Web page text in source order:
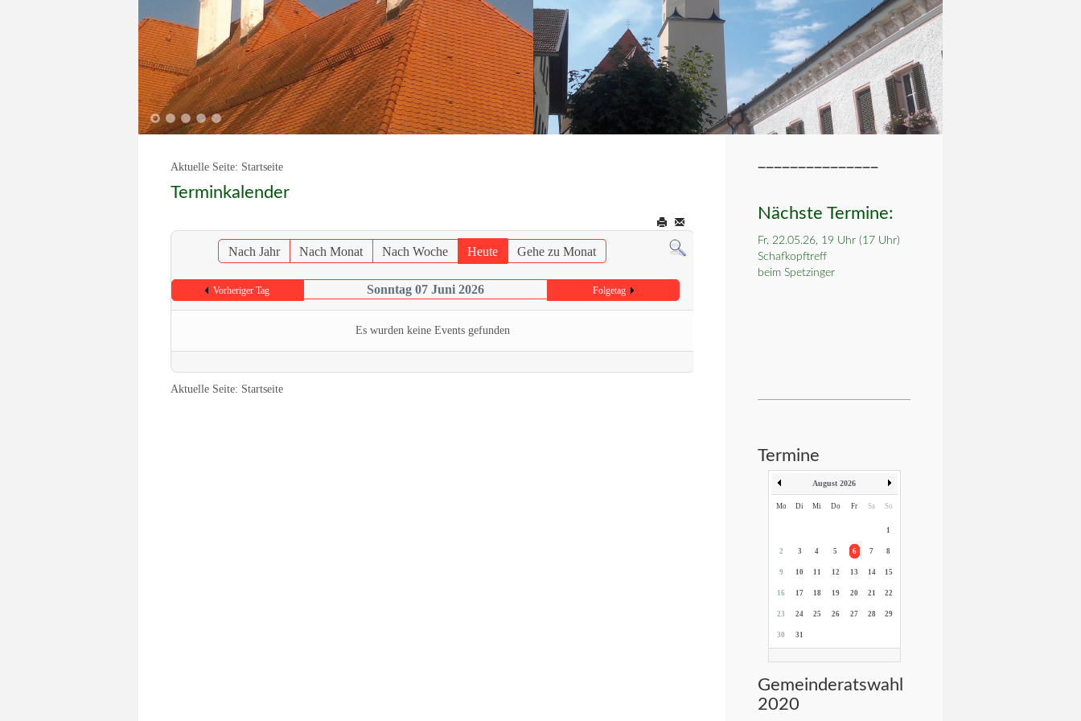
1 2 3 4 5
Aktuelle Seite: Startseite
Terminkalender
Nach Jahr Nach Monat Nach Woche Heute Gehe zu Monat
Vorheriger Tag Sonntag 07 Juni 2026 Folgetag
Es wurden keine Events gefunden
Aktuelle Seite: Startseite
Nächste Termine:
Fr, 22.05.26, 19 Uhr (17 Uhr)
Schafkopftreff
beim Spetzinger
Termine
August 2026
Mo Di Mi Do Fr Sa So
1
2 3 4 5 6 7 8
9 10 11 12 13 14 15
16 17 18 19 20 21 22
23 24 25 26 27 28 29
30 31
Gemeinderatswahl
2020